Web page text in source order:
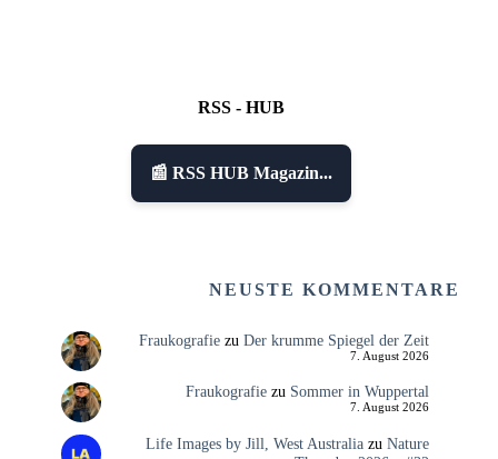
RSS - HUB
📰 RSS HUB Magazin...
NEUSTE KOMMENTARE
Fraukografiezu Der krumme Spiegel der Zeit
7. August 2026
Fraukografiezu Sommer in Wuppertal
7. August 2026
Life Images by Jill, West Australiazu Nature